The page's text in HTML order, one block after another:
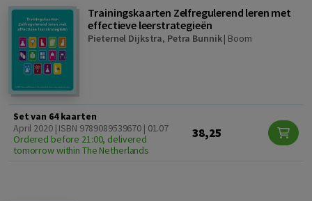
Trainingskaarten Zelfregulerend leren met
effectieve leerstrategieën
Pieternel Dijkstra, Petra Bunnik| Boom
Set van 64 kaarten
April 2020 | ISBN 9789089539670 | 01.07
Ordered before 21:00, delivered
tomorrow within The Netherlands
38,25